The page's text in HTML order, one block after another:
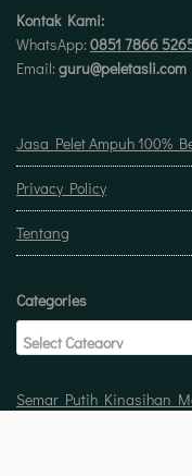
Kontak Kami:
WhatsApp: 0851 7866
Email: guru@peletasli.com
Jasa Pelet Ampuh 100%
Privacy Policy
Tentang
Categories
Semar Putih Kinasihan